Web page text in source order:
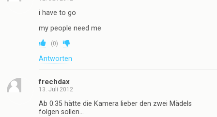
i have to go
my people need me
(0)
Antworten
frechdax
13. Juli 2012
Ab 0:35 hätte die Kamera lieber den zwei Mädels
folgen sollen…